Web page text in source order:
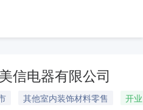
信电器有限公司
其他室内装饰材料零售
开业